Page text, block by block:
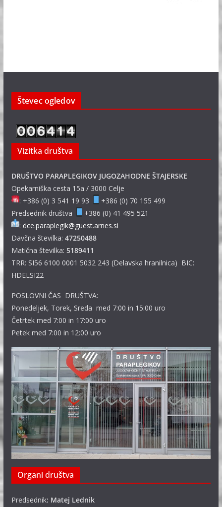
Števec ogledov
Vizitka društva
DRUŠTVO PARAPLEGIKOV JUGOZAHODNE ŠTAJERSKE
Opekarniška cesta 15a / 3000 Celje
: +386 (0) 3 541 19 93
+386 (0) 70 155 499
Predsednik društva
+386 (0) 41 495 521
: dce.paraplegik@guest.arnes.si
Davčna številka: 47250488
Matična številka: 5189411
TRR: SI56 6100 0001 5032 243 (Delavska hranilnica) BIC:
HDELSI22
POSLOVNI ČAS DRUŠTVA:
Ponedeljek, Torek, Sreda med 7:00 in 15:00 uro
Četrtek med 7:00 in 17:00 uro
Petek med 7:00 in 12:00 uro
Organi društva
Predsednik: Matej Lednik